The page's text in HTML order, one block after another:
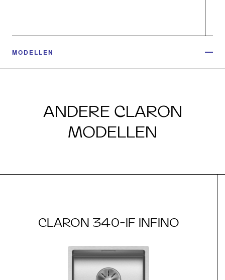
MODELLEN
ANDERE CLARON
MODELLEN
CLARON 340-IF INFINO